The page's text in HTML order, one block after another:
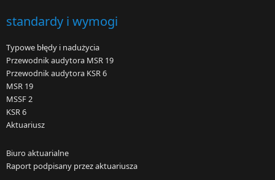
standardy i wymogi
Typowe błędy i nadużycia
Przewodnik audytora MSR 19
Przewodnik audytora KSR 6
MSR 19
MSSF 2
KSR 6
Aktuariusz
Biuro aktuarialne
Raport podpisany przez aktuariusza